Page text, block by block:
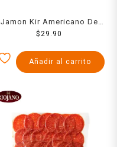
Jamon Kir Americano De
Pavo 180 Grs
$ 29.90
Añadir al carrito